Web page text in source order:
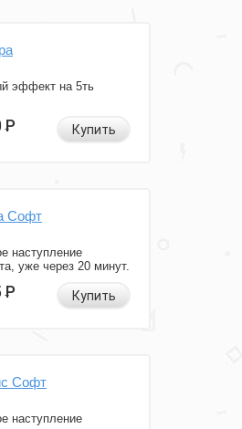
эффект на 5ть
Р Купить
Софт
наступление
уже через 20 минут.
Р Купить
Софт
наступление